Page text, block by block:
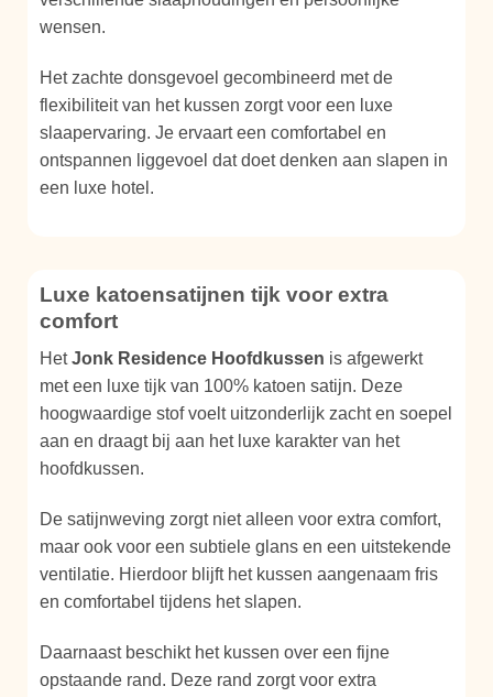
wensen.
Het zachte donsgevoel gecombineerd met de
flexibiliteit van het kussen zorgt voor een luxe
slaapervaring. Je ervaart een comfortabel en
ontspannen liggevoel dat doet denken aan slapen in
een luxe hotel.
Luxe katoensatijnen tijk voor extra
comfort
HetJonk Residence Hoofdkussen is afgewerkt
met een luxe tijk van 100% katoen satijn. Deze
hoogwaardige stof voelt uitzonderlijk zacht en soepel
aan en draagt bij aan het luxe karakter van het
hoofdkussen.
De satijnweving zorgt niet alleen voor extra comfort,
maar ook voor een subtiele glans en een uitstekende
ventilatie. Hierdoor blijft het kussen aangenaam fris
en comfortabel tijdens het slapen.
Daarnaast beschikt het kussen over een fijne
opstaande rand. Deze rand zorgt voor extra